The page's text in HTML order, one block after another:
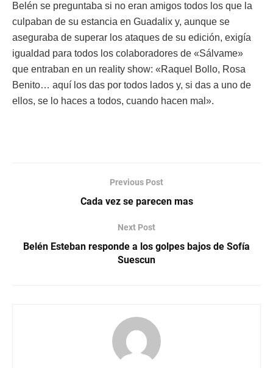
Belén se preguntaba si no eran amigos todos los que la
culpaban de su estancia en Guadalix y, aunque se
aseguraba de superar los ataques de su edición, exigía
igualdad para todos los colaboradores de «Sálvame»
que entraban en un reality show: «Raquel Bollo, Rosa
Benito… aquí los das por todos lados y, si das a uno de
ellos, se lo haces a todos, cuando hacen mal».
Previous Post
Cada vez se parecen mas
Next Post
Belén Esteban responde a los golpes bajos de Sofía
Suescun